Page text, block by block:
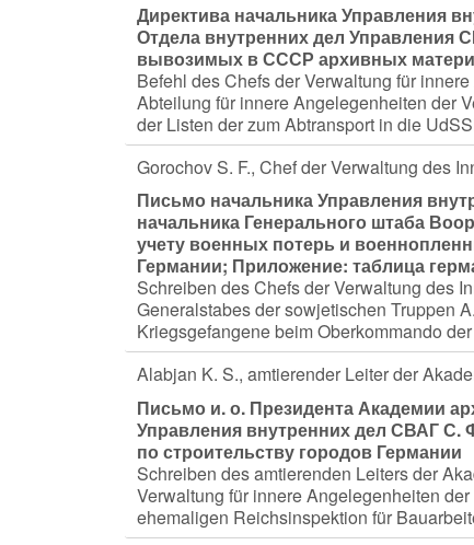
Директива начальника Управления
Отдела внутренних дел Управления
вывозимых в СССР архивных
Befehl des Chefs der Verwaltung für
Abteilung für innere Angelegenheiten der
der Listen der zum Abtransport in die
Gorochov S. F., Chef der Verwaltung des
Письмо начальника Управления
начальника Генерального штаба
учету военных потерь и
Германии; Приложение: таблица
Schreiben des Chefs der Verwaltung des
Generalstabes der sowjetischen Truppen
Kriegsgefangene beim Oberkommando
Alabjan K. S., amtierender Leiter der
Письмо и. о. Президента Академии
Управления внутренних дел СВАГ
по строительству городов Германии
Schreiben des amtierenden Leiters der
Verwaltung für innere Angelegenheiten
ehemaligen Reichsinspektion für